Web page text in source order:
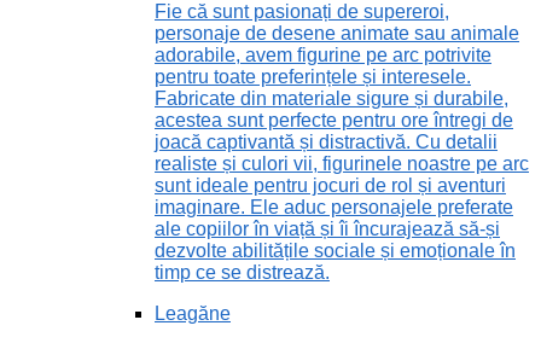
Fie că sunt pasionați de supereroi,
personaje de desene animate sau animale
adorabile, avem figurine pe arc potrivite
pentru toate preferințele și interesele.
Fabricate din materiale sigure și durabile,
acestea sunt perfecte pentru ore întregi de
joacă captivantă și distractivă. Cu detalii
realiste și culori vii, figurinele noastre pe arc
sunt ideale pentru jocuri de rol și aventuri
imaginare. Ele aduc personajele preferate
ale copiilor în viață și îi încurajează să-și
dezvolte abilitățile sociale și emoționale în
timp ce se distrează.
Leagăne